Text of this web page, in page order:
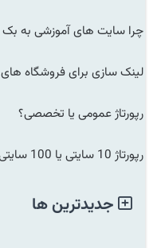
چرا سایت های آموزشی به بک
لینک سازی برای فروشگاه های
رپورتاژ عمومی یا تخصصی؟
رپورتاژ 10 سایتی یا 100 سایتی؟
جدیدترین ها